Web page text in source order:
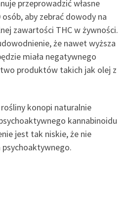
przeprowadzić własne
osób, aby zebrać dowody na
zawartości THC w żywności.
że nawet wyższa
miała negatywnego
produktów takich jak olej z
konopi naturalnie
kannabinoidu
jest tak niskie, że nie
psychoaktywnego.